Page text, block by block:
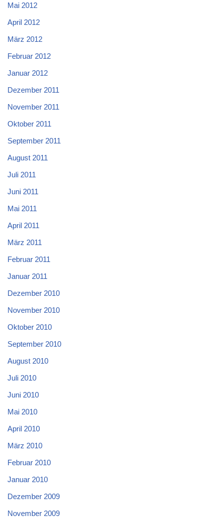
Mai 2012
April 2012
März 2012
Februar 2012
Januar 2012
Dezember 2011
November 2011
Oktober 2011
September 2011
August 2011
Juli 2011
Juni 2011
Mai 2011
April 2011
März 2011
Februar 2011
Januar 2011
Dezember 2010
November 2010
Oktober 2010
September 2010
August 2010
Juli 2010
Juni 2010
Mai 2010
April 2010
März 2010
Februar 2010
Januar 2010
Dezember 2009
November 2009